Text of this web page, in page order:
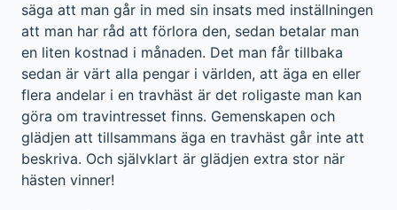
säga att man går in med sin insats med inställningen
att man har råd att förlora den, sedan betalar man
en liten kostnad i månaden. Det man får tillbaka
sedan är värt alla pengar i världen, att äga en eller
flera andelar i en travhäst är det roligaste man kan
göra om travintresset finns. Gemenskapen och
glädjen att tillsammans äga en travhäst går inte att
beskriva. Och självklart är glädjen extra stor när
hästen vinner!